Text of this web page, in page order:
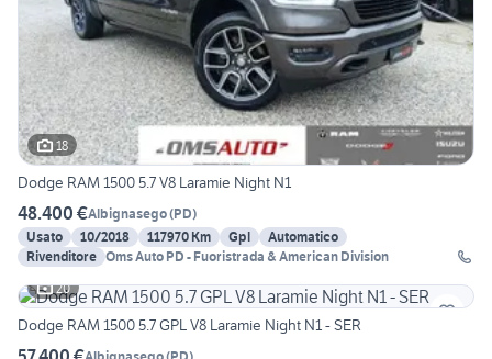
18
Dodge RAM 1500 5.7 V8 Laramie Night N1
48.400 €Albignasego(PD)
Usato
10/2018 117970 Km Gpl
Automatico
Rivenditore Oms Auto PD - Fuoristrada & American Division
20
Dodge RAM 1500 5.7 GPL V8 Laramie Night N1 - SER